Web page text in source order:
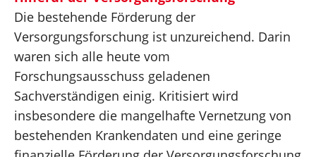
Die bestehende Förderung der
Versorgungsforschung ist unzureichend. Darin
waren sich alle heute vom
Forschungsausschuss geladenen
Sachverständigen einig. Kritisiert wird
insbesondere die mangelhafte Vernetzung von
bestehenden Krankendaten und eine geringe